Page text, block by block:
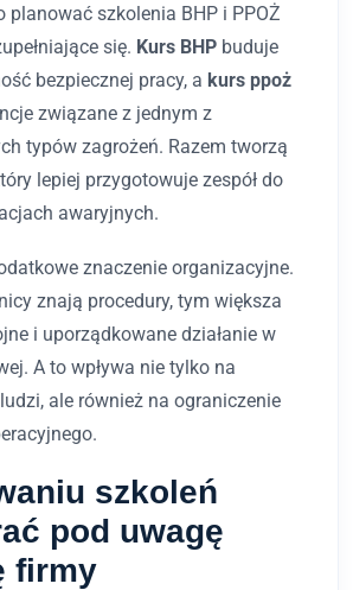
planować szkolenia BHP i PPOŻ
się. Kurs BHP buduje
bezpiecznej pracy, a kurs ppoż
związane z jednym z
typów zagrożeń. Razem tworzą
lepiej przygotowuje zespół do
awaryjnych.
znaczenie organizacyjne.
znają procedury, tym większa
i uporządkowane działanie w
A to wpływa nie tylko na
ale również na ograniczenie
szkoleń
pod uwagę
firmy